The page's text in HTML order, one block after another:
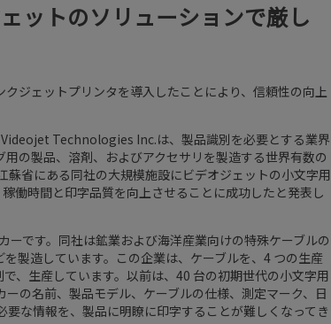
ットのソリューションで厳し
ジェットプリンタを導入したことにより、信頼性の向上
Technologies Inc.は、製品識別を必要とする業界
の製品、溶剤、およびアクセサリを製造する世界有数の
省にある同社の大規模施設にビデオジェットの小文字用
働時間と印字品質を向上させることに成功したと発表し
です。同社は鉱業および海洋産業向けの特殊ケーブルの
製造しています。この企業は、ケーブルを、4 つの生産
、生産しています。以前は、40 台の初期世代の小文字用
の名前、製品モデル、ケーブルの仕様、測定マーク、日
な情報を、製品に明瞭に印字することが難しくなってき